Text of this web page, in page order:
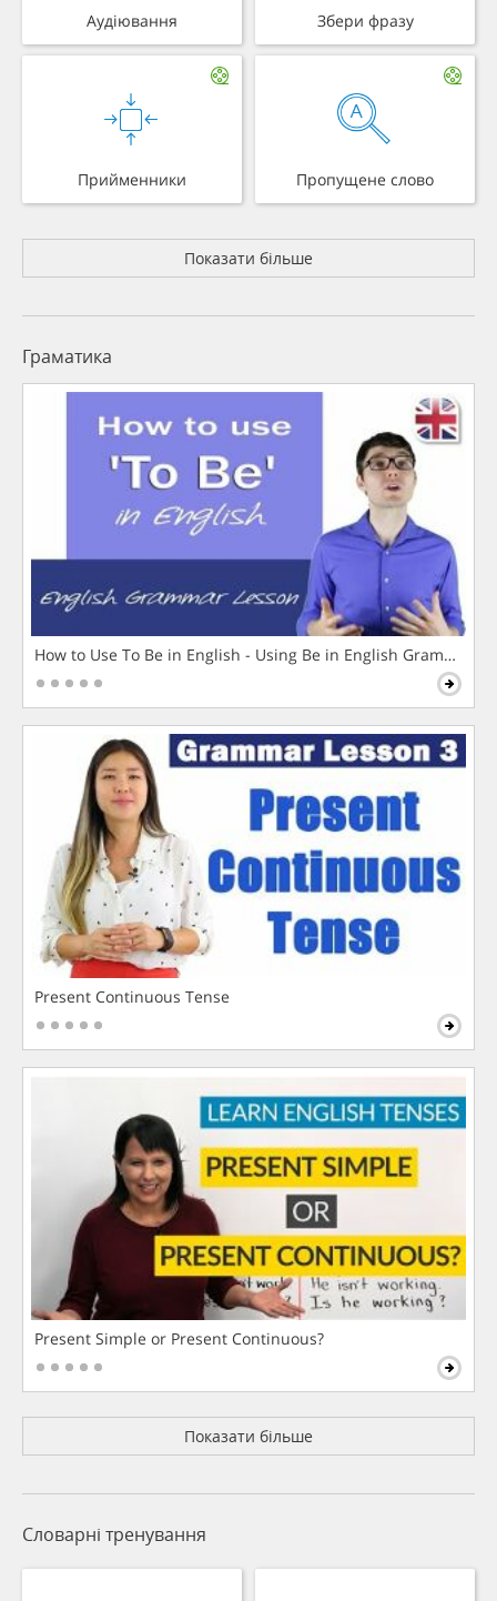
Аудіювання Збери фразу
Прийменники Пропущене слово
Показати більше
Граматика
How to Use To Be in English - Using Be in English Grammar
Present Continuous Tense
Present Simple or Present Continuous?
Показати більше
Словарні тренування